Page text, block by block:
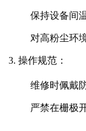
保持设备间
对高粉尘环
操作规范 ：
维修时佩戴
严禁在栅极